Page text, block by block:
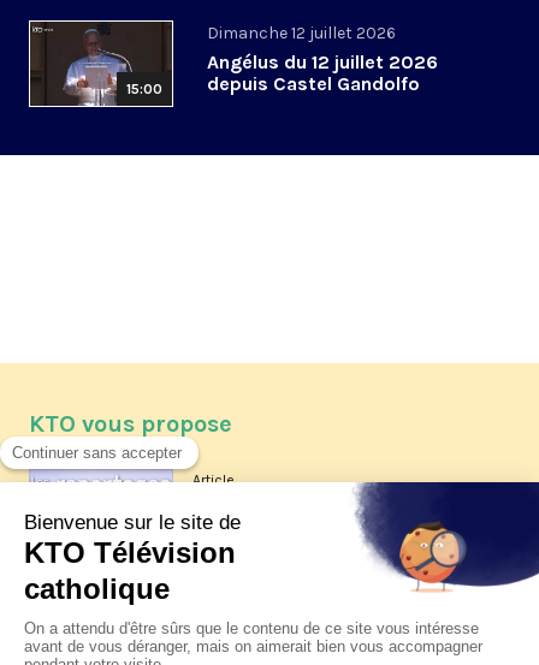
15:00
Dimanche 12 juillet 2026
Angélus du 12 juillet 2026
depuis Castel Gandolfo
KTO vous propose
Article
Les reportages d'été 2026 de KTO
La visite pastorale du pape Léon
XIV à Assise à suivre sur KTO le
jeudi 6 août